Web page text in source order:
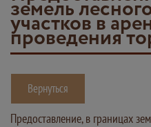
земель
участков в
проведения
Вернуться
Предоставление, в границах